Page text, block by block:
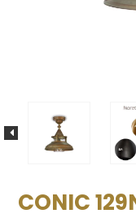
CONIC